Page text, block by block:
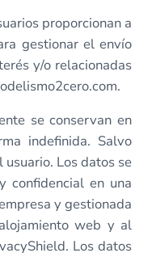
proporcionan a
gestionar el envío
y/o relacionadas
se conservan en
indefinida. Salvo
Los datos se
confidencial en una
y gestionada
web y al
Los datos